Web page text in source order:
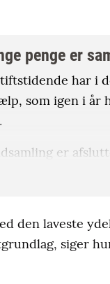
penge er
har i
som igen i år
er
kronertil
den laveste
siger